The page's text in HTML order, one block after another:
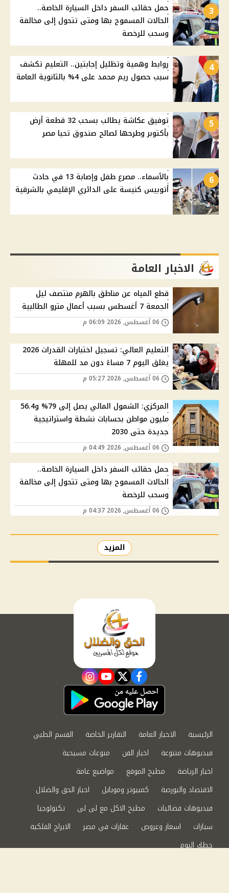
3
حمل حقائب السفر داخل السيارة الخاصة..
الحالات المسموح بها ومتى تتحول إلى مخالفة
وسحب للرخصة
4
روابط وهمية وتظليل إجابتين.. التعليم تكشف
سبب حصول ريم محمد على 4% بالثانوية العامة
5
توفيق عكاشة يطالب بسحب 32 قطعة أرض
بأكتوبر وطرحها لصالح صندوق تحيا مصر
6
بالأسماء.. مصرع طفل وإصابة 13 في حادث
أتوبيس كنيسة على الدائري الإقليمي بالشرقية
الاخبار العامة
قطع المياه عن مناطق بالهرم منتصف ليل
الجمعة 7 أغسطس بسبب أعمال مترو الطالبية
التعليم العالي: تسجيل اختبارات القدرات 2026
يغلق اليوم 7 مساءً دون مد للمهلة
المركزي: الشمول المالي يصل إلى 79% و56.4
مليون مواطن بحسابات نشطة واستراتيجية
جديدة حتى 2030
حمل حقائب السفر داخل السيارة الخاصة..
الحالات المسموح بها ومتى تتحول إلى مخالفة
وسحب للرخصة
المزيد
facebook
twitter
youtube
instagram
الرئيسية الاخبار العامة التقارير الخاصة
القسم الطبي
فيديوهات متنوعة
اخبار الفن
منوعات مسيحية
اخبار الرياضة
مطبخ الموقع
مواضيع عامة
الاقتصاد والبورصة
كمبيوتر وموبايل
اخبار الحق والضلال
فيديوهات فضائيات
مطبخ الاكل مع لى لى
تكنولوجيا
سيارات
اسعار وعروض عقارات في مصر
الابراج الفلكية
حظك اليوم